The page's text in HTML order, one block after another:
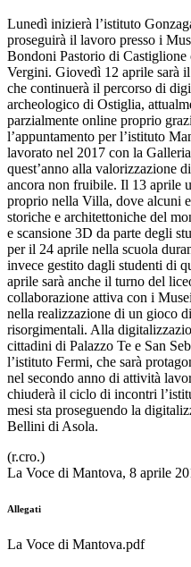
Lunedì inizierà l’istituto
proseguirà il lavoro presso i
Bondoni Pastorio di
Vergini. Giovedì 12 aprile sarà
che continuerà il percorso di
archeologico di Ostiglia,
parzialmente online proprio
l’appuntamento per l’istituto
lavorato nel 2017 con la
quest’anno alla valorizzazione
ancora non fruibile. Il 13 aprile
proprio nella Villa, dove alcuni
storiche e architettoniche del
e scansione 3D da parte degli
per il 24 aprile nella scuola
invece gestito dagli studenti di
aprile sarà anche il turno del
collaborazione attiva con i
nella realizzazione di un gioco
risorgimentali. Alla
cittadini di Palazzo Te e San
l’istituto Fermi, che sarà
nel secondo anno di attività
chiuderà il ciclo di incontri
mesi sta proseguendo la
Bellini di Asola.
(r.cro.)
La Voce di Mantova, 8 aprile
Allegati
La Voce di Mantova.pdf